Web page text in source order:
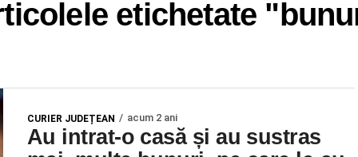
etichetate
CURIER JUDEȚEAN acum 2 ani
Au intrat-o casă și au sustras